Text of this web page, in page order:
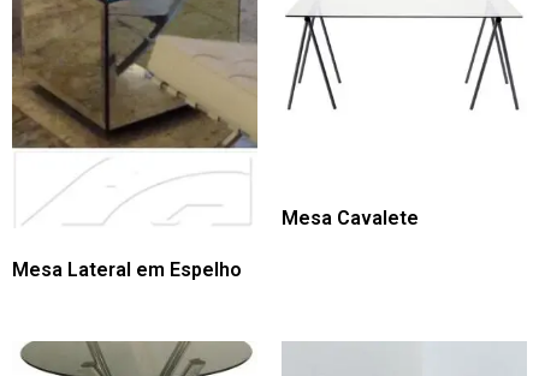
Mesa Lateral em Espelho
Mesa Cavalete